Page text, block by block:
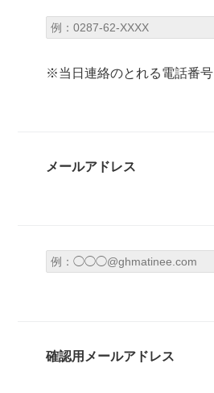
※当日連絡のとれる電話番号
メールアドレス
確認用メールアドレス